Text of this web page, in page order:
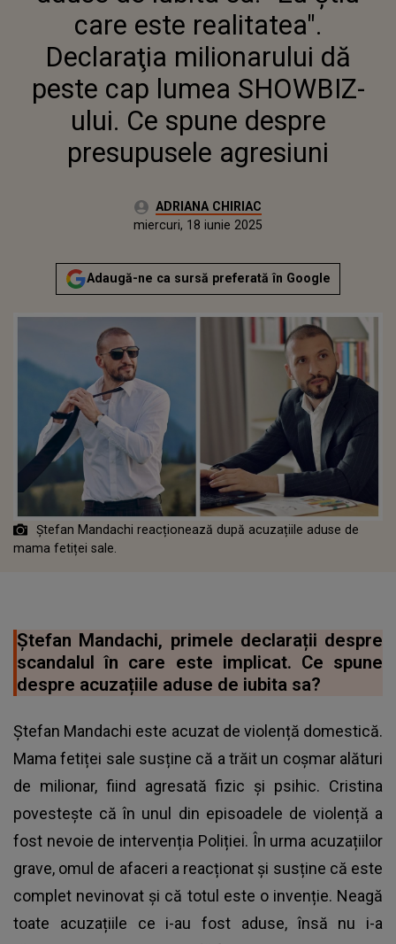
SHOWBIZ-ULUI. CE SPUNE
DESPRE PRESUPUSELE
AGRESIUNI
care este realitatea".
Declaraţia milionarului dă
peste cap lumea SHOWBIZ-
ului. Ce spune despre
presupusele agresiuni
Autor:ADRIANA CHIRIAC
miercuri, 18 iunie 2025Actualizat:
miercuri, 18 iunie 2025
Adaugă-ne ca sursă preferată în Google
Ștefan Mandachi reacționează după acuzațiile aduse de
mama fetiței sale.
Ștefan Mandachi, primele declarații despre
scandalul în care este implicat. Ce spune
despre acuzațiile aduse de iubita sa?
Ștefan Mandachi este acuzat de violență domestică.
Mama fetiței sale susține că a trăit un coșmar alături
de milionar, fiind agresată fizic și psihic. Cristina
povestește că în unul din episoadele de violență a
fost nevoie de intervenția Poliției. În urma acuzațiilor
grave, omul de afaceri a reacționat și susține că este
complet nevinovat și că totul este o invenție. Neagă
toate acuzațiile ce i-au fost aduse, însă nu i-a